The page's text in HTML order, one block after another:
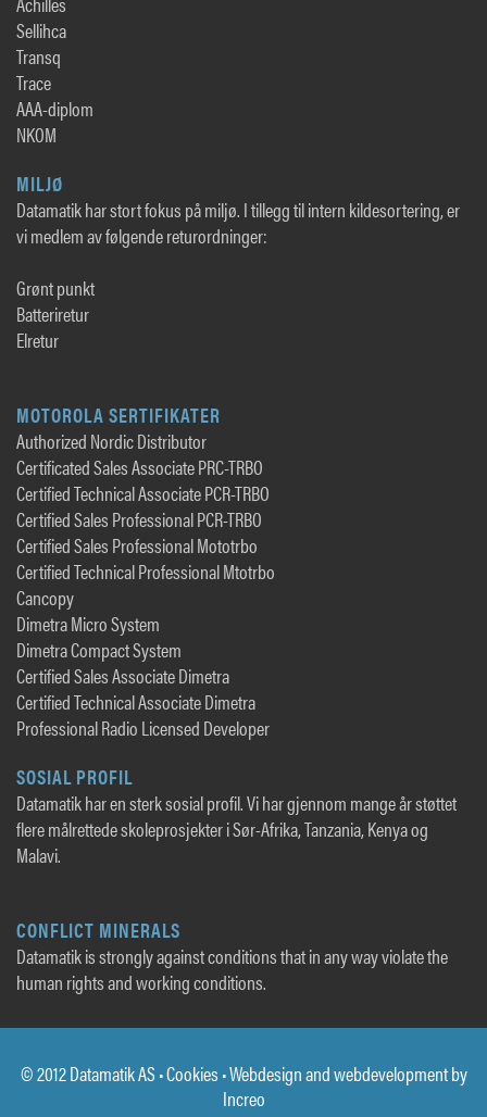
Sellihca
Transq
Trace
AAA-diplom
NKOM
MILJØ
Datamatik har stort fokus på miljø. I tillegg til intern kildesortering, er
vi medlem av følgende returordninger:
Grønt punkt
Batteriretur
Elretur
MOTOROLA SERTIFIKATER
Authorized Nordic Distributor
Certificated Sales Associate PRC-TRBO
Certified Technical Associate PCR-TRBO
Certified Sales Professional PCR-TRBO
Certified Sales Professional Mototrbo
Certified Technical Professional Mtotrbo
Cancopy
Dimetra Micro System
Dimetra Compact System
Certified Sales Associate Dimetra
Certified Technical Associate Dimetra
Professional Radio Licensed Developer
SOSIAL PROFIL
Datamatik har en sterk sosial profil. Vi har gjennom mange år støttet
flere målrettede skoleprosjekter i Sør-Afrika, Tanzania, Kenya og
Malavi.
CONFLICT MINERALS
Datamatik is strongly against conditions that in any way violate the
human rights and working conditions.
© 2012 Datamatik AS •Cookies • Webdesign and webdevelopment by
Increo